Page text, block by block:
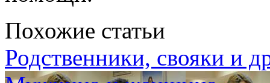
Похожие статьи
Родственники, свояки и